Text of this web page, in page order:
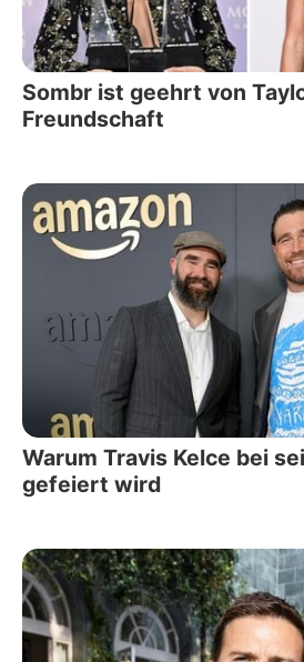
Sombr ist geehrt von
Freundschaft
Warum Travis Kelce bei
gefeiert wird